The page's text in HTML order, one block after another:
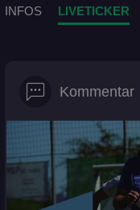
INFOS LIVETICKER
Kommentar